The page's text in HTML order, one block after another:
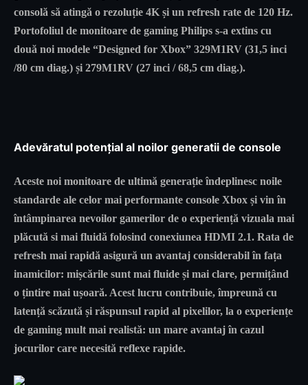
consolă să atingă o rezoluție 4K și un refresh rate de 120 Hz.
Portofoliul de monitoare de gaming Philips s-a extins cu
două noi modele “Designed for Xbox” 329M1RV (31,5 inci
/80 cm diag.) și 279M1RV (27 inci / 68,5 cm diag.).
Adevăratul potențial al noilor generatii de console
Aceste noi monitoare de ultimă generație îndeplinesc noile
standarde ale celor mai performante console Xbox și vin în
întâmpinarea nevoilor gamerilor de o experiență vizuala mai
plăcută si mai fluidă folosind conexiunea HDMI 2.1. Rata de
refresh mai rapidă asigură un avantaj considerabil în fața
inamicilor: mișcările sunt mai fluide și mai clare, permițând
o țintire mai ușoară. Acest lucru contribuie, împreună cu
latență scăzută și răspunsul rapid al pixelilor, la o experiențe
de gaming mult mai realistă: un mare avantaj în cazul
jocurilor care necesită reflexe rapide.